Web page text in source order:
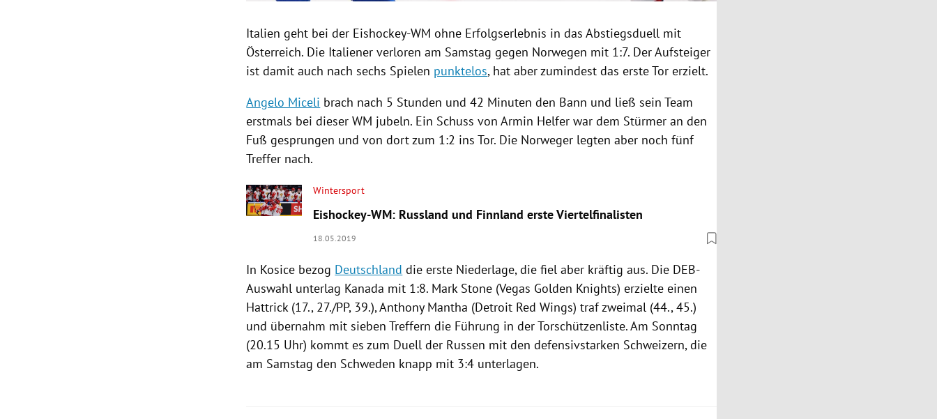
Italien geht bei der Eishockey-WM ohne Erfolgserlebnis in dasAbstiegsduell mit
Österreich. Die Italiener verloren am Samstag gegen Norwegen mit 1:7. Der Aufsteiger
ist damit auch nach sechs Spielen punktelos, hat aber zumindest das erste Tor erzielt.
Angelo Miceli brach nach 5 Stunden und 42 Minuten den Bann und ließ sein Team
erstmals bei dieser WM jubeln. Ein Schuss vonArmin Helfer war dem Stürmer an den
Fuß gesprungen und von dort zum 1:2 ins Tor. Die Norweger legten aber noch fünf
Treffer nach.
Wintersport
Eishockey-WM: Russland und Finnland erste Viertelfinalisten
18.05.2019
In Kosice bezog Deutschland die erste Niederlage, die fiel aber kräftig aus. Die DEB-
Auswahl unterlag Kanada mit 1:8. Mark Stone (Vegas Golden Knights) erzielte einen
Hattrick (17., 27./PP, 39.), Anthony Mantha (Detroit Red Wings) traf zweimal (44., 45.)
und übernahm mit sieben Treffern die Führung in der Torschützenliste. Am Sonntag
(20.15 Uhr) kommt es zum Duell der Russen mit den defensivstarken Schweizern, die
am Samstag den Schweden knapp mit 3:4 unterlagen.